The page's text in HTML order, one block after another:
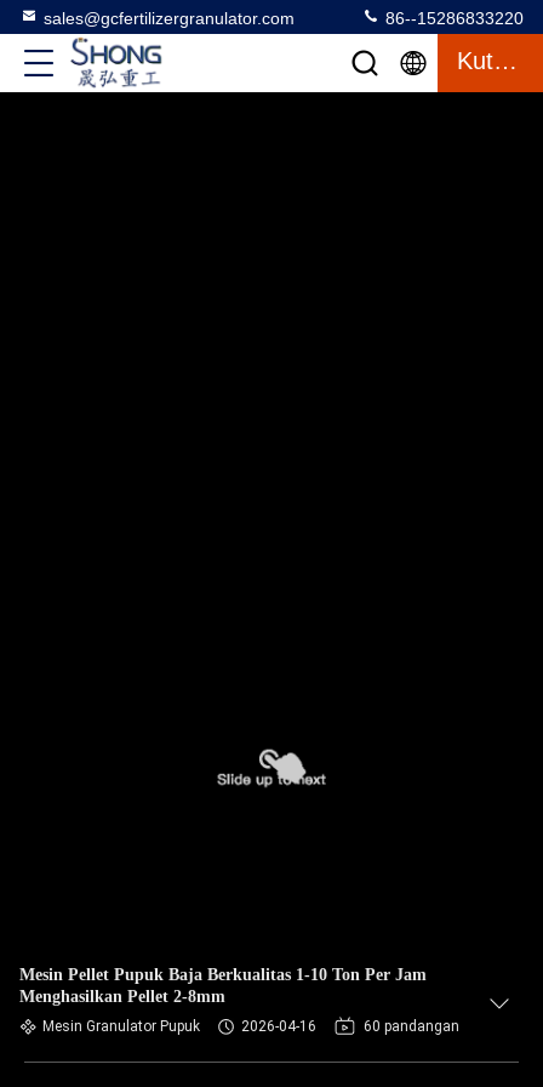
sales@gcfertilizergranulator.com 86--15286833220
Kutipan
Mesin Pellet Pupuk Baja Berkualitas 1-10 Ton Per Jam
Menghasilkan Pellet 2-8mm
Mesin Granulator Pupuk 2026-04-16 60 pandangan